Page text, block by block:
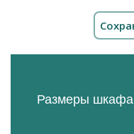
Размеры шкафа